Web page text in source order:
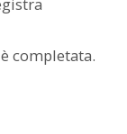
completata.